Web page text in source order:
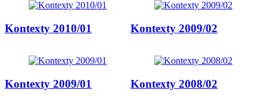
Kontexty 2010/01 Kontexty 2009/02
Kontexty 2009/01 Kontexty 2008/02